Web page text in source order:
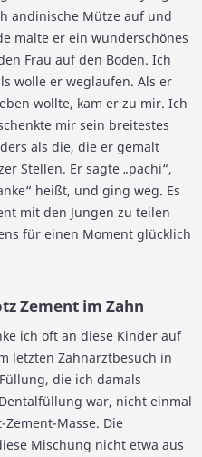
andinische Mütze auf und
malte er ein wunderschönes
Frau auf den Boden. Ich
wolle er weglaufen. Als er
wollte, kam er zu mir. Ich
mir sein breitestes
als die, die er gemalt
Stellen. Er sagte „pachi“,
heißt, und ging weg. Es
mit den Jungen zu teilen
für einen Moment glücklich
Zement im Zahn
ich oft an diese Kinder auf
letzten Zahnarztbesuch in
die ich damals
war, nicht einmal
Masse. Die
Mischung nicht etwa aus